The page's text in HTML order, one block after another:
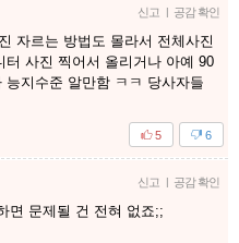
신고 | 공감 확인
자르는 방법도 몰라서 전체사진
사진 찍어서 올리거나 아예 90
지수준 알만함 ㅋㅋ 당사자들
6
5
신고 | 공감 확인
면 문제될 건 전혀 없죠;;